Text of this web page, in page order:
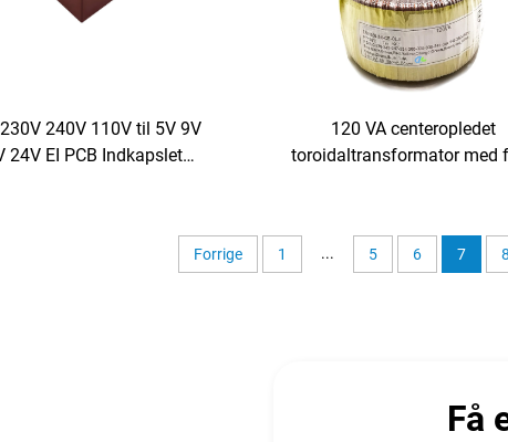
240V 110V til 5V 9V
24V EI PCB Indkapslet
120 VA centeropledet
toroidaltransformator med
230 V 120 V
Forrige 1 ... 5 6 7 8
Få